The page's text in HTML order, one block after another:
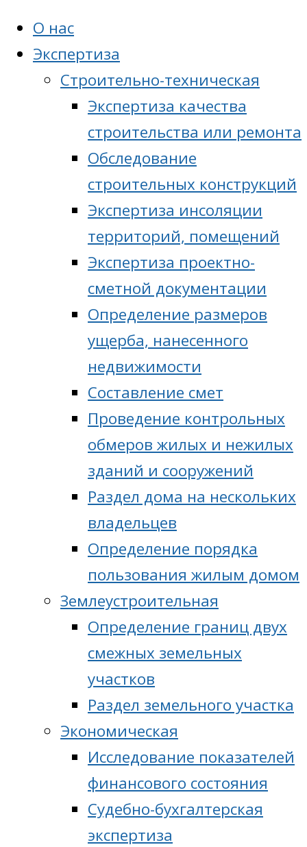
О нас
Экспертиза
Cтроительно-техническая
Экспертиза качества
строительства или ремонта
Обследование
строительных конструкций
Экспертиза инсоляции
территорий, помещений
Экспертиза проектно-
сметной документации
Определение размеров
ущерба, нанесенного
недвижимости
Составление смет
Проведение контрольных
обмеров жилых и нежилых
зданий и сооружений
Раздел дома на нескольких
владельцев
Определение порядка
пользования жилым домом
Землеустроительная
Определение границ двух
смежных земельных
участков
Раздел земельного участка
Экономическая
Исследование показателей
финансового состояния
Судебно-бухгалтерская
экспертиза